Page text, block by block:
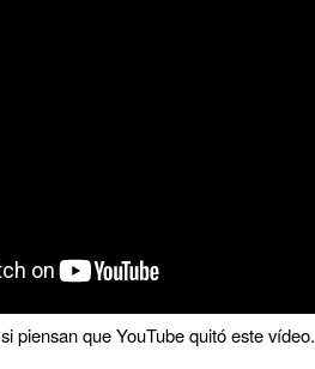
si piensan que YouTube quitó este vídeo.